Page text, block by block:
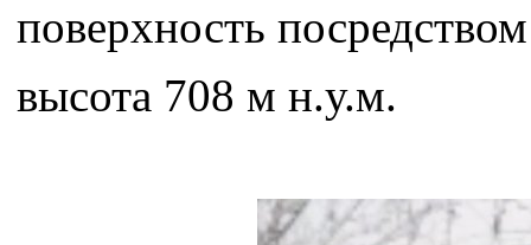
поверхность
высота 708 м н.у.м.